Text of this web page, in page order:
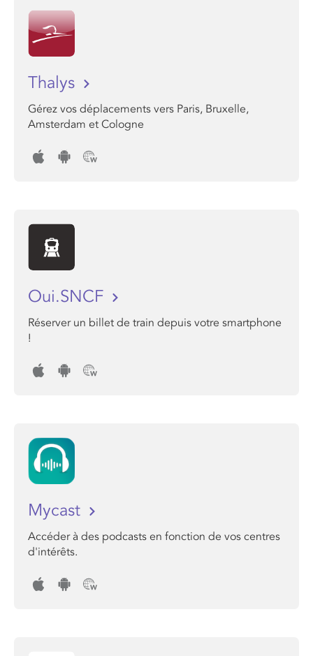
Thalys
Gérez vos déplacements vers Paris, Bruxelle,
Amsterdam et Cologne
Oui.SNCF
Réserver un billet de train depuis votre smartphone
!
Mycast
Accéder à des podcasts en fonction de vos centres
d'intérêts.